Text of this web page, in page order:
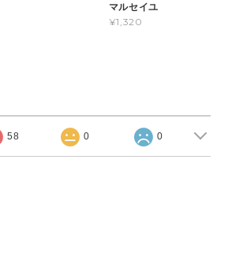
マルセイユ
¥1,320
58 0 0